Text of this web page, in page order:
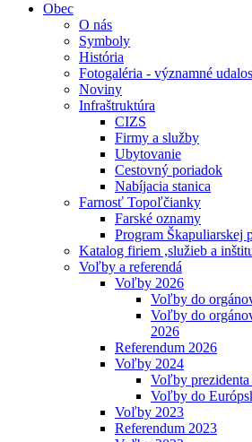
Obec
O nás
Symboly
História
Fotogaléria - významné
Noviny
Infraštruktúra
CIZS
Firmy a služby
Ubytovanie
Cestovný poriadok
Nabíjacia stanica
Farnosť Topoľčianky
Farské oznamy
Program Škapuliarskej
Katalog firiem ,služieb a
Voľby a referendá
Voľby 2026
Voľby do
Voľby do
2026
Referendum 2026
Voľby 2024
Voľby prezidenta
Voľby do
Voľby 2023
Referendum 2023